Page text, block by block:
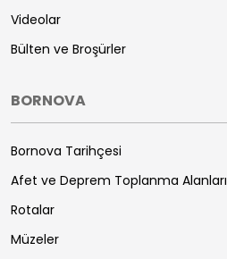
Videolar
Bülten ve Broşürler
BORNOVA
Bornova Tarihçesi
Afet ve Deprem Toplanma Alanları
Rotalar
Müzeler